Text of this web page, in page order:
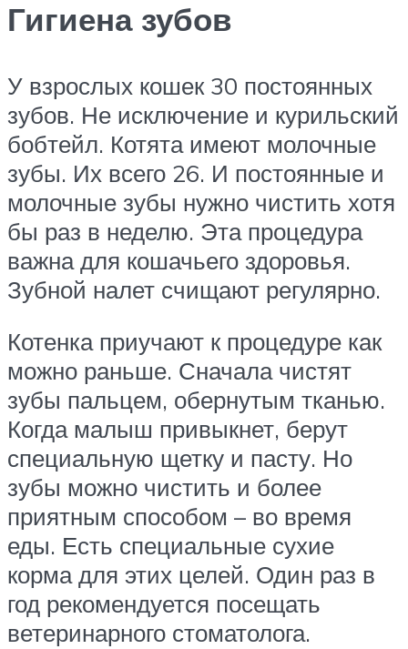
Гигиена зубов
У взрослых кошек 30 постоянных
зубов. Не исключение и курильский
бобтейл. Котята имеют молочные
зубы. Их всего 26. И постоянные и
молочные зубы нужно чистить хотя
бы раз в неделю. Эта процедура
важна для кошачьего здоровья.
Зубной налет счищают регулярно.
Котенка приучают к процедуре как
можно раньше. Сначала чистят
зубы пальцем, обернутым тканью.
Когда малыш привыкнет, берут
специальную щетку и пасту. Но
зубы можно чистить и более
приятным способом – во время
еды. Есть специальные сухие
корма для этих целей. Один раз в
год рекомендуется посещать
ветеринарного стоматолога.